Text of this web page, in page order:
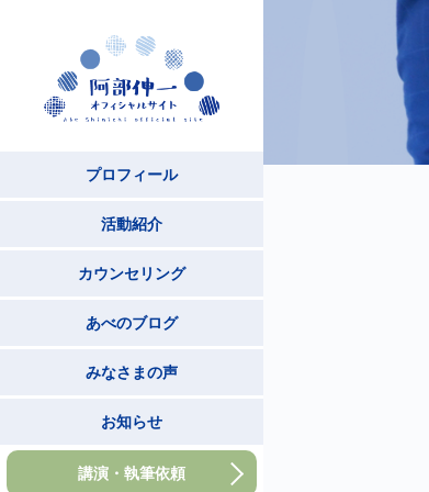
プロフィール
活動紹介
カウンセリング
あべのブログ
みなさまの声
お知らせ
講演・執筆依頼